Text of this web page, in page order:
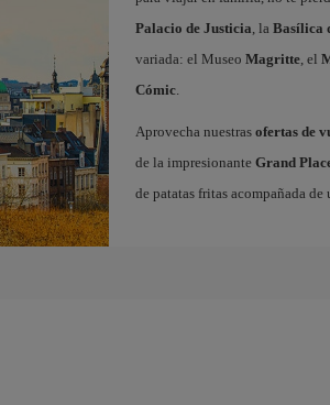
Palacio de Justicia, la Basílica
variada: el Museo Magritte, el
Cómic.
Aprovecha nuestras ofertas de
de la impresionante Grand
de patatas fritas acompañada